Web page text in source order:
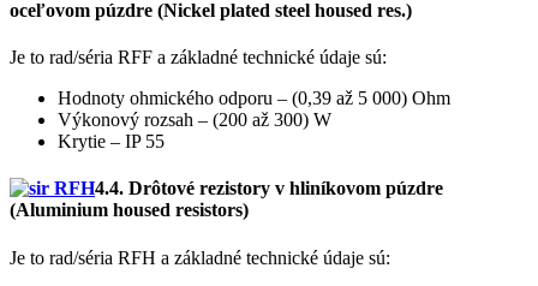
oceľovom púzdre (Nickel plated steel housed res.)
Je to rad/séria RFF a základné technické údaje sú:
Hodnoty ohmického odporu – (0,39 až 5 000) Ohm
Výkonový rozsah – (200 až 300) W
Krytie – IP 55
4.4. Drôtové rezistory v hliníkovom púzdre
(Aluminium housed resistors)
Je to rad/séria RFH a základné technické údaje sú: